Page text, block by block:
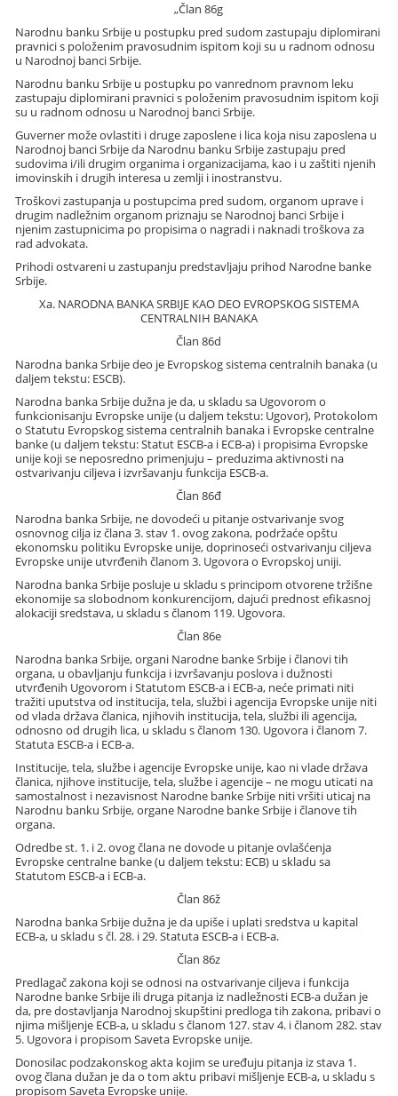
„Član 86g
Narodnu banku Srbije u postupku pred sudom zastupaju diplomirani
pravnici s položenim pravosudnim ispitom koji su u radnom odnosu
u Narodnoj banci Srbije.
Narodnu banku Srbije u postupku po vanrednom pravnom leku
zastupaju diplomirani pravnici s položenim pravosudnim ispitom koji
su u radnom odnosu u Narodnoj banci Srbije.
Guverner može ovlastiti i druge zaposlene i lica koja nisu zaposlena u
Narodnoj banci Srbije da Narodnu banku Srbije zastupaju pred
sudovima i/ili drugim organima i organizacijama, kao i u zaštiti njenih
imovinskih i drugih interesa u zemlji i inostranstvu.
Troškovi zastupanja u postupcima pred sudom, organom uprave i
drugim nadležnim organom priznaju se Narodnoj banci Srbije i
njenim zastupnicima po propisima o nagradi i naknadi troškova za
rad advokata.
Prihodi ostvareni u zastupanju predstavljaju prihod Narodne banke
Srbije.
Xa. NARODNA BANKA SRBIJE KAO DEO EVROPSKOG SISTEMA
CENTRALNIH BANAKA
Član 86d
Narodna banka Srbije deo je Evropskog sistema centralnih banaka (u
daljem tekstu: ESCB).
Narodna banka Srbije dužna je da, u skladu sa Ugovorom o
funkcionisanju Evropske unije (u daljem tekstu: Ugovor), Protokolom
o Statutu Evropskog sistema centralnih banaka i Evropske centralne
banke (u daljem tekstu: Statut ESCB-a i ECB-a) i propisima Evropske
unije koji se neposredno primenjuju – preduzima aktivnosti na
ostvarivanju ciljeva i izvršavanju funkcija ESCB-a.
Član 86đ
Narodna banka Srbije, ne dovodeći u pitanje ostvarivanje svog
osnovnog cilja iz člana 3. stav 1. ovog zakona, podržaće opštu
ekonomsku politiku Evropske unije, doprinoseći ostvarivanju ciljeva
Evropske unije utvrđenih članom 3. Ugovora o Evropskoj uniji.
Narodna banka Srbije posluje u skladu s principom otvorene tržišne
ekonomije sa slobodnom konkurencijom, dajući prednost efikasnoj
alokaciji sredstava, u skladu s članom 119. Ugovora.
Član 86e
Narodna banka Srbije, organi Narodne banke Srbije i članovi tih
organa, u obavljanju funkcija i izvršavanju poslova i dužnosti
utvrđenih Ugovorom i Statutom ESCB-a i ECB-a, neće primati niti
tražiti uputstva od institucija, tela, službi i agencija Evropske unije niti
od vlada država članica, njihovih institucija, tela, službi ili agencija,
odnosno od drugih lica, u skladu s članom 130. Ugovora i članom 7.
Statuta ESCB-a i ECB-a.
Institucije, tela, službe i agencije Evropske unije, kao ni vlade država
članica, njihove institucije, tela, službe i agencije – ne mogu uticati na
samostalnost i nezavisnost Narodne banke Srbije niti vršiti uticaj na
Narodnu banku Srbije, organe Narodne banke Srbije i članove tih
organa.
Odredbe st. 1. i 2. ovog člana ne dovode u pitanje ovlašćenja
Evropske centralne banke (u daljem tekstu: ECB) u skladu sa
Statutom ESCB-a i ECB-a.
Član 86ž
Narodna banka Srbije dužna je da upiše i uplati sredstva u kapital
ECB-a, u skladu s čl. 28. i 29. Statuta ESCB-a i ECB-a.
Član 86z
Predlagač zakona koji se odnosi na ostvarivanje ciljeva i funkcija
Narodne banke Srbije ili druga pitanja iz nadležnosti ECB-a dužan je
da, pre dostavljanja Narodnoj skupštini predloga tih zakona, pribavi o
njima mišljenje ECB-a, u skladu s članom 127. stav 4. i članom 282. stav
5. Ugovora i propisom Saveta Evropske unije.
Donosilac podzakonskog akta kojim se uređuju pitanja iz stava 1.
ovog člana dužan je da o tom aktu pribavi mišljenje ECB-a, u skladu s
propisom Saveta Evropske unije.